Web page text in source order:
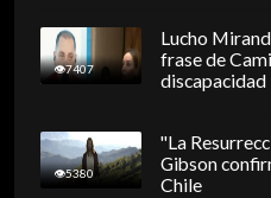
7407
Lucho
frase de
discapacidad
5380
"La
Gibson
Chile